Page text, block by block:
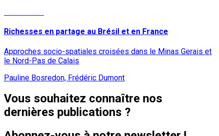
Richesses en partage au Brésil et en France
Approches socio-spatiales croisées dans le Minas Gerais et
le Nord-Pas de Calais
Pauline Bosredon, Frédéric Dumont
Vous souhaitez connaître nos
dernières publications ?